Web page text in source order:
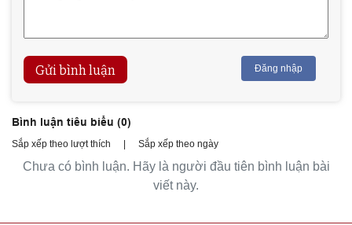
Gửi bình luận Đăng nhập
Bình luận tiêu biểu (0)
Sắp xếp theo lượt thích | Sắp xếp theo ngày
Chưa có bình luận. Hãy là người đầu tiên bình luận bài
viết này.